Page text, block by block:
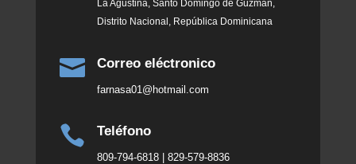
La Agustina, Santo Domingo de Guzmán,
Distrito Nacional, República Dominicana
 Correo eléctronico
farnasa01@hotmail.com
 Teléfono
809-794-6818 | 829-579-8836